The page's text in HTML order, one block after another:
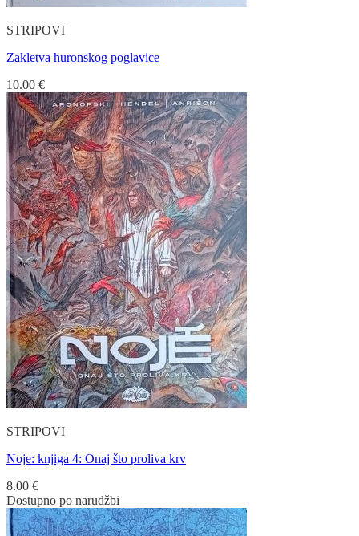
STRIPOVI
Zakletva huronskog poglavice
10.00 €
STRIPOVI
Noje: knjiga 4: Onaj što proliva krv
8.00 €
Dostupno po narudžbi